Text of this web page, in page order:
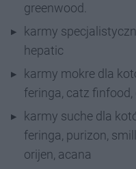
greenwood.
karmy
hepatic
karmy mokre dla
feringa, catz
karmy suche dla
feringa, purizon,
orijen, acana